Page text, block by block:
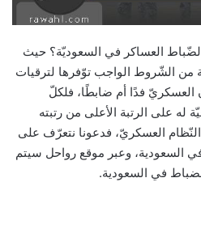
العساكر في السعوديّة؟ حيث
الشّروط الواجب توّفرها لترقيات
العسكريّ فدًا أم ضابطًا، فلكلّ
له على الرتبة الأعلى من رتبته
العسكريّ، فدعونا نتعرّف على
السعودية، وعبر موقع رواحل سيتم
في السعودية.